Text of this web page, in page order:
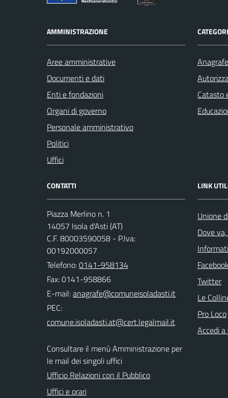
AMMINISTRAZIONE
Aree amministrative
Documenti e dati
Enti e fondazioni
Organi di governo
Personale amministrativo
Politici
Uffici
Catasto
CONTATTI
Piazza Merlino n. 1
14057 Isola d'Asti (AT)
C.F. 80003590058 - P.Iva:
00192000057
Telefono:0141-958134
Fax: 0141-958866
E-mail:
PEC:
Consultare il menù Amministrazione per
le mail dei singoli uffici
Ufficio Relazioni con il Pubblico
Uffici e orari
LINK
Unione
Dove
Facebook
Twitter
Le
Pro Loco
Accedi